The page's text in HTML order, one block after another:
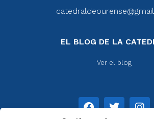
EL BLOG DE LA
Ver el blog